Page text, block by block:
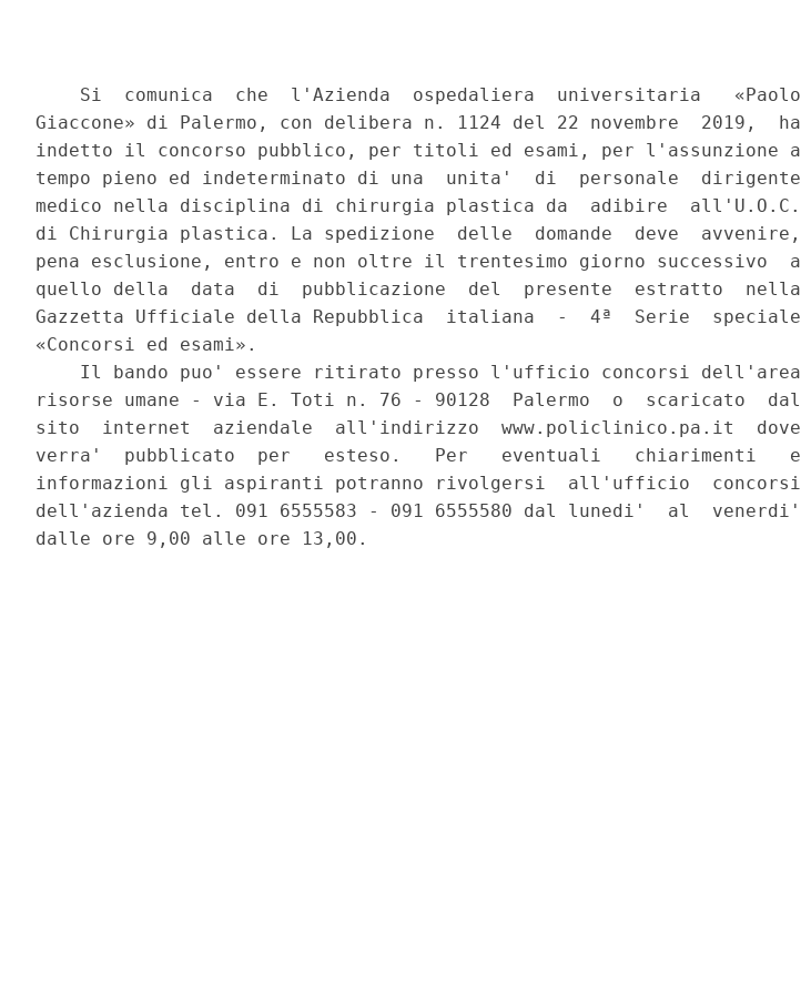
    Si  comunica  che  l'Azienda  ospedaliera  universitaria   «Paolo
Giaccone» di Palermo, con delibera n. 1124 del 22 novembre  2019,  ha
indetto il concorso pubblico, per titoli ed esami, per l'assunzione a
tempo pieno ed indeterminato di una  unita'  di  personale  dirigente
medico nella disciplina di chirurgia plastica da  adibire  all'U.O.C.
di Chirurgia plastica. La spedizione  delle  domande  deve  avvenire,
pena esclusione, entro e non oltre il trentesimo giorno successivo  a
quello della  data  di  pubblicazione  del  presente  estratto  nella
Gazzetta Ufficiale della Repubblica  italiana  -  4ª  Serie  speciale
«Concorsi ed esami».
    Il bando puo' essere ritirato presso l'ufficio concorsi dell'area
risorse umane - via E. Toti n. 76 - 90128  Palermo  o  scaricato  dal
sito  internet  aziendale  all'indirizzo  www.policlinico.pa.it  dove
verra'  pubblicato  per   esteso.   Per   eventuali   chiarimenti   e
informazioni gli aspiranti potranno rivolgersi  all'ufficio  concorsi
dell'azienda tel. 091 6555583 - 091 6555580 dal lunedi'  al  venerdi'
dalle ore 9,00 alle ore 13,00.